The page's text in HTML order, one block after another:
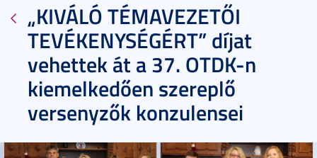
„KIVÁLÓ TÉMAVEZETŐI
TEVÉKENYSÉGÉRT” díjat
vehettek át a 37. OTDK-n
kiemelkedően szereplő
versenyzők konzulensei